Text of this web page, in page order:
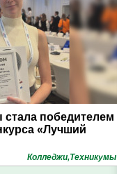
стала победителем
«Лучший
Колледжи,Техникумы